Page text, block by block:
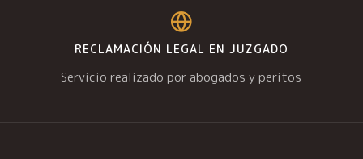
RECLAMACIÓN LEGAL EN JUZGADO
Servicio realizado por abogados y peritos